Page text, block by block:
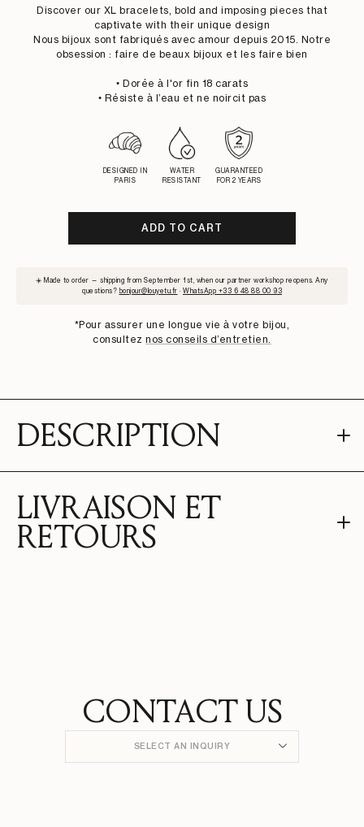
Discover our XL bracelets, bold and imposing pieces that
captivate with their unique design
Nous bijoux sont fabriqués avec amour depuis 2015. Notre
obsession : faire de beaux bijoux et les faire bien
• Dorée à l'or fin 18 carats
• Résiste à l’eau et ne noircit pas
DESIGNED IN
PARIS
WATER
RESISTANT
GUARANTEED
FOR 2 YEARS
ADD TO CART
☀️ Made to order — shipping from September 1st, when our partner workshop reopens. Any
questions? bonjour@louyetu.fr · WhatsApp +33 6 48 88 00 93
*Pour assurer une longue vie à votre bijou,
consulteznos conseils d’entretien.
DESCRIPTION
LIVRAISON ET
RETOURS
CONTACT US
SELECT AN INQUIRY